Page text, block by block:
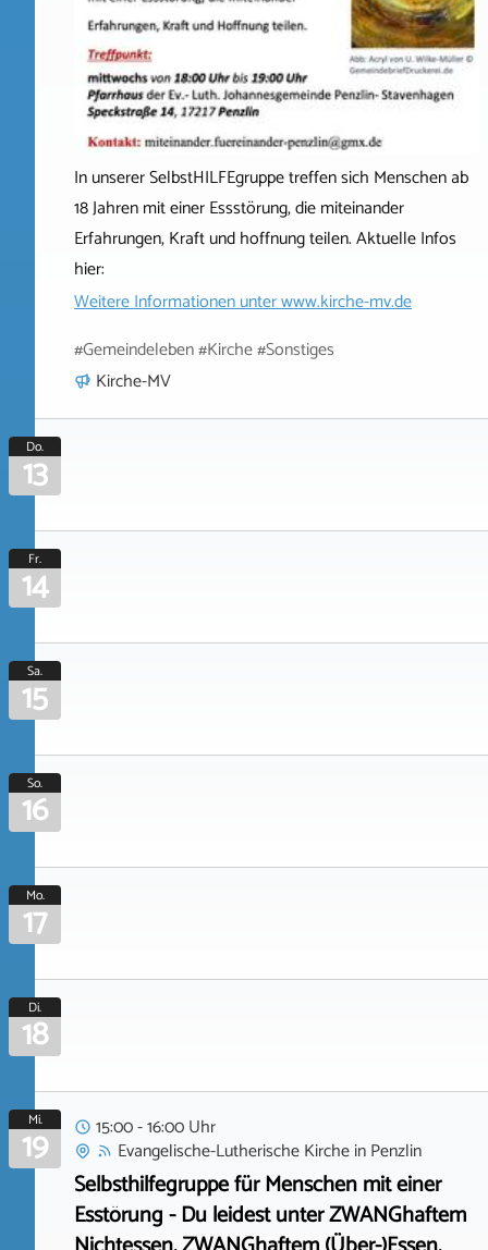
In unserer SelbstHILFEgruppe treffen sich Menschen ab
18 Jahren mit einer Essstörung, die miteinander
Erfahrungen, Kraft und hoffnung teilen. Aktuelle Infos
hier:
Weitere Informationen unterwww.kirche-mv.de
#Gemeindeleben #Kirche #Sonstiges
Kirche-MV
Do.
13
Fr.
14
Sa.
15
So.
16
Mo.
17
Di.
18
Mi.
19
15:00 - 16:00 Uhr
Evangelische-Lutherische KircheinPenzlin
Selbsthilfegruppe für Menschen mit einer
Esstörung - Du leidest unter ZWANGhaftem